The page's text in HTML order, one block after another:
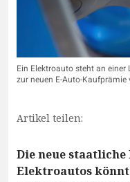
Ein Elektroauto steht an einer
zur neuen E-Auto-
Artikel teilen:
Die neue
Elektroautos